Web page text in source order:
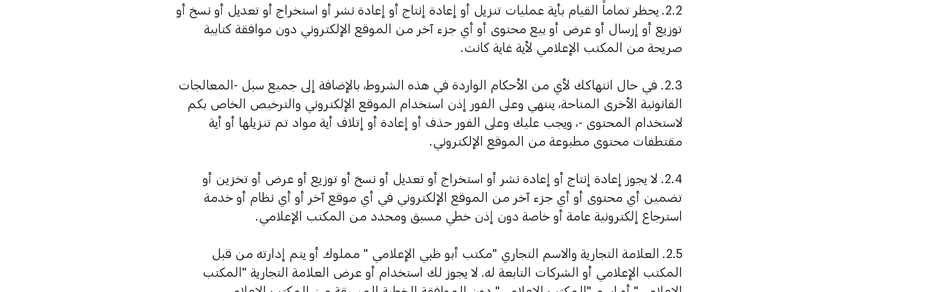
2.2. يحظر تماماً القيام بأية عمليات تنزيل أو إعادة إنتاج أو إعادة نشر أو استخراج أو تعديل أو نسخ أو
توزيع أو إرسال أو عرض أو بيع محتوى أو أي جزء آخر من الموقع الإلكتروني دون موافقة كتابية
صريحة من المكتب الإعلامي لأية غاية كانت.
2.3. في حال انتهاكك لأي من الأحكام الواردة في هذه الشروط، بالإضافة إلى جميع سبل -المعالجات
القانونية الأخرى المتاحة، ينتهي وعلى الفور إذن استخدام الموقع الإلكتروني والترخيص الخاص بكم
لاستخدام المحتوى -، ويجب عليك وعلى الفور حذف أو إعادة أو إتلاف أية مواد تم تنزيلها أو أية
مقتطفات محتوى مطبوعة من الموقع الإلكتروني.
2.4. لا يجوز إعادة إنتاج أو إعادة نشر أو استخراج أو تعديل أو نسخ أو توزيع أو عرض أو تخزين أو
تضمين أي محتوى أو أي جزء آخر من الموقع الإلكتروني في أي موقع آخر أو أي نظام أو خدمة
استرجاع إلكترونية عامة أو خاصة دون إذن خطي مسبق ومحدد من المكتب الإعلامي.
2.5. العلامة التجارية والاسم التجاري "مكتب أبو ظبي الإعلامي " مملوك أو يتم إدارته من قبل
المكتب الإعلامي أو الشركات التابعة له. لا يجوز لك استخدام أو عرض العلامة التجارية "المكتب